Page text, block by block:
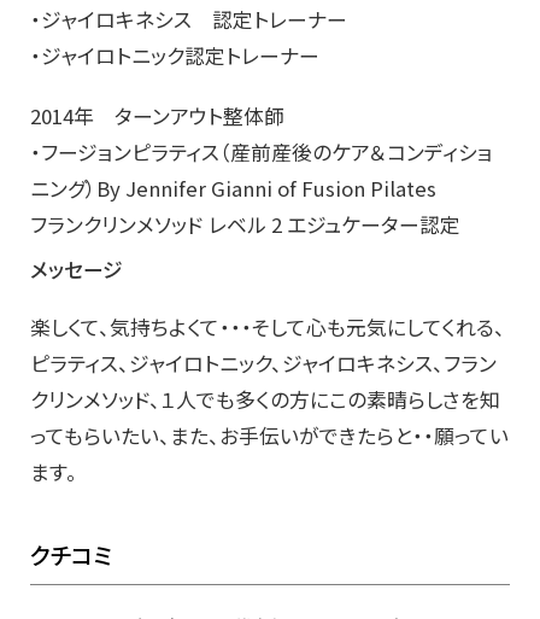
・ジャイロキネシス 認定トレーナー
・ジャイロトニック認定トレーナー
2014年 ターンアウト整体師
・フージョンピラティス（産前産後のケア＆コンディショ
ニング）By Jennifer Gianni of Fusion Pilates
フランクリンメソッド レベル 2 エジュケーター認定
メッセージ
楽しくて、気持ちよくて・・・そして心も元気にしてくれる、
ピラティス、ジャイロトニック、ジャイロキネシス、フラン
クリンメソッド、１人でも多くの方にこの素晴らしさを知
ってもらいたい、また、お手伝いができたらと・・願ってい
ます。
クチコミ